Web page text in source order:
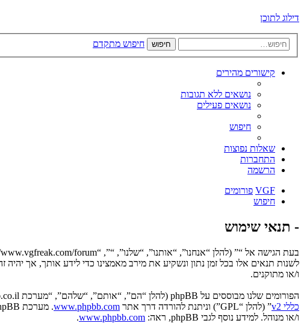
דילוג לתוכן
חיפוש חיפוש מתקדם
קישורים מהירים
נושאים ללא תגובות
נושאים פעילים
חיפוש
שאלות נפוצות
התחברות
הרשמה
VGF פורומים
חיפוש
- תנאי שימוש
לשנות תנאים אלו בכל זמן נתון ונשקיע את מירב מאמצינו כדי לידע אותך, אך
ו/או מתוקנים.
הפורומים שלנו מבוססים על phpBB (להלן “הם”, “אותם”, “שלהם”, “מערכת phpBB”, “www.phpbb.co.il”, “קבוצת phpBB”, “צוות phpBB הישראלי”) אשר הינה מערכת בולטיין המשוחררת תחת הסכם “
כללי v2
” (להלן “GPL”) וניתנת להורדה דרך אתר www.phpbb.com
ו/או מנוהל. למידע נוסף לגבי phpBB, ראה:
www.phpbb.com
.